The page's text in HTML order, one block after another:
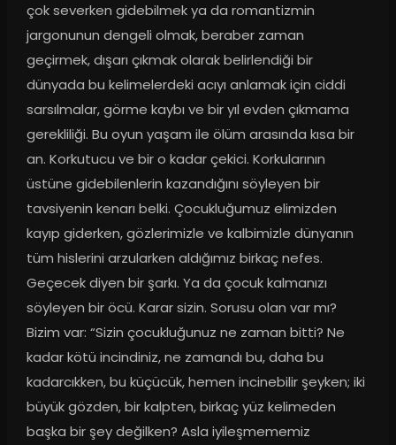
çok severken gidebilmek ya da romantizmin
jargonunun dengeli olmak, beraber zaman
geçirmek, dışarı çıkmak olarak belirlendiği bir
dünyada bu kelimelerdeki acıyı anlamak için ciddi
sarsılmalar, görme kaybı ve bir yıl evden çıkmama
gerekliliği. Bu oyun yaşam ile ölüm arasında kısa bir
an. Korkutucu ve bir o kadar çekici. Korkularının
üstüne gidebilenlerin kazandığını söyleyen bir
tavsiyenin kenarı belki. Çocukluğumuz elimizden
kayıp giderken, gözlerimizle ve kalbimizle dünyanın
tüm hislerini arzularken aldığımız birkaç nefes.
Geçecek diyen bir şarkı. Ya da çocuk kalmanızı
söyleyen bir öcü. Karar sizin. Sorusu olan var mı?
Bizim var: “Sizin çocukluğunuz ne zaman bitti? Ne
kadar kötü incindiniz, ne zamandı bu, daha bu
kadarcıkken, bu küçücük, hemen incinebilir şeyken; iki
büyük gözden, bir kalpten, birkaç yüz kelimeden
başka bir şey değilken? Asla iyileşmememiz